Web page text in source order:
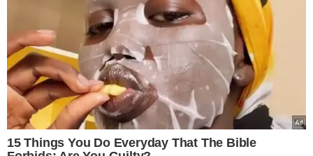
TÓPICOS
ATM PLACA DE MORDIDA
DOR FACIAL